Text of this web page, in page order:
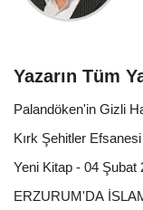
Yazarın Tüm
Palandöken'in Gizli
Kırk Şehitler
Yeni Kitap - 04 Şubat
ERZURUM'DA